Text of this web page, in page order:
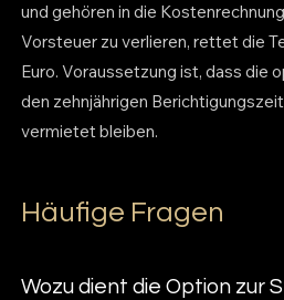
und gehören in die
Vorsteuer zu verlieren, rettet die
Euro. Voraussetzung ist, dass die
den zehnjährigen
vermietet bleiben.
Häufige Fragen
Wozu dient die Option zur